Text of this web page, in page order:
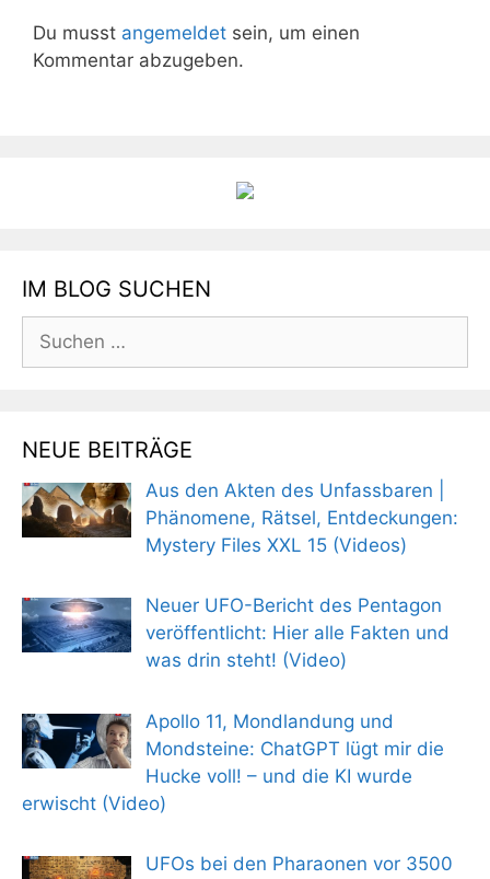
Du musst angemeldet sein, um einen
Kommentar abzugeben.
IM BLOG SUCHEN
nach:
NEUE BEITRÄGE
Aus den Akten des Unfassbaren |
Phänomene, Rätsel, Entdeckungen:
Mystery Files XXL 15 (Videos)
Neuer UFO-Bericht des Pentagon
veröffentlicht: Hier alle Fakten und
was drin steht! (Video)
Apollo 11, Mondlandung und
Mondsteine: ChatGPT lügt mir die
Hucke voll! – und die KI wurde
erwischt (Video)
UFOs bei den Pharaonen vor 3500